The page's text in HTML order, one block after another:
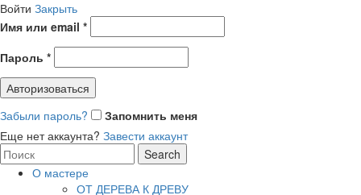
Войти Закрыть
Имя или email *
Пароль *
Авторизоваться
Забыли пароль?
Запомнить меня
Еще нет аккаунта? Завести аккаунт
Search
for:
Search
О мастере
ОТ ДЕРЕВА К ДРЕВУ